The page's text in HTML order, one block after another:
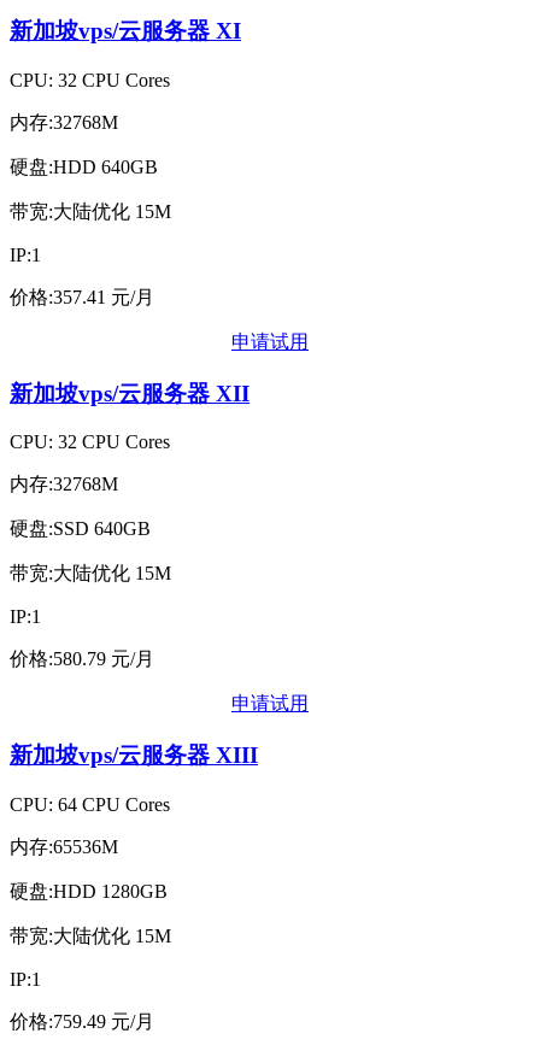
新加坡vps/云服务器 XI
CPU: 32 CPU Cores
内存:32768M
硬盘:HDD 640GB
带宽:大陆优化 15M
IP:1
价格:357.41 元/月
申请试用
新加坡vps/云服务器 XII
CPU: 32 CPU Cores
内存:32768M
硬盘:SSD 640GB
带宽:大陆优化 15M
IP:1
价格:580.79 元/月
申请试用
新加坡vps/云服务器 XIII
CPU: 64 CPU Cores
内存:65536M
硬盘:HDD 1280GB
带宽:大陆优化 15M
IP:1
价格:759.49 元/月